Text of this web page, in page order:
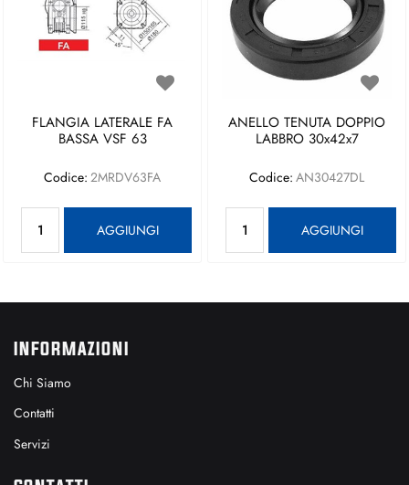
FLANGIA LATERALE FA
BASSA VSF 63
Codice: 2MRDV63FA
AGGIUNGI
ANELLO TENUTA DOPPIO
LABBRO 30x42x7
Codice: AN30427DL
AGGIUNGI
INFORMAZIONI
Chi Siamo
Contatti
Servizi